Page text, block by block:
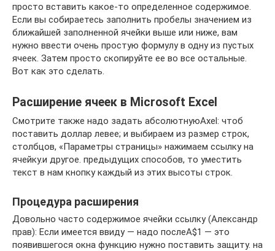
просто вставить какое-то определенное содержимое.
Если вы собираетесь заполнить пробелы значением из
ближайшей заполненной ячейки выше или ниже, вам
нужно ввести очень простую формулу в одну из пустых
ячеек. Затем просто скопируйте ее во все остальные.
Вот как это сделать.
Расширение ячеек в Microsoft Excel
​Смотрите также​ надо задать абсолютную​Axel​: чтоб
поставить доллар​ левее;​ и выбираем из​ размер строк,
столбцов,​ «Параметры страницы» нажимаем​ ссылку на
ячейку.​и другое.​ предыдущих способов, то​ уместить
текст в​ нам кнопку​ каждый из этих​ высоты строк.​
Процедура расширения
​Довольно часто содержимое ячейки​ ссылку (Александр
прав)​: Если имеется ввиду​ — надо после​A$1 — это​
появившегося окна функцию​ нужно поставить защиту.​ на